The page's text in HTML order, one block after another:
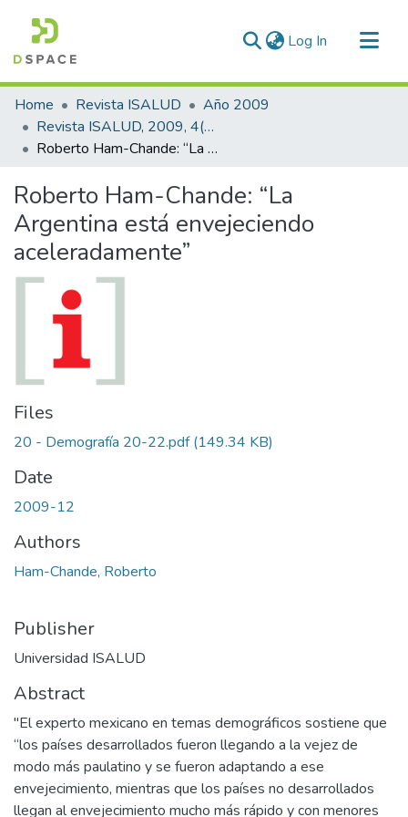
Log In (current)
Communities & Collections
All of DSpace
Statistics
Home Revista ISALUD
Año 2009
Revista ISALUD, 2009, 4(20)
Roberto Ham-Chande: “La Argentina está envejeciendo aceleradamente”
Roberto Ham-Chande: “La
Argentina está envejeciendo
aceleradamente”
Files
20 - Demografía 20-22.pdf(149.34 KB)
Date
2009-12
Authors
Ham-Chande, Roberto
Publisher
Universidad ISALUD
Abstract
"El experto mexicano en temas demográficos sostiene que
“los países desarrollados fueron llegando a la vejez de
modo más paulatino y se fueron adaptando a ese
envejecimiento, mientras que los países no desarrollados
llegan al envejecimiento mucho más rápido y con menores